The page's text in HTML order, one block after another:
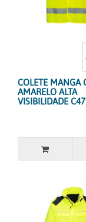
COLETE MANGA
AMARELO ALTA
VISIBILIDADE